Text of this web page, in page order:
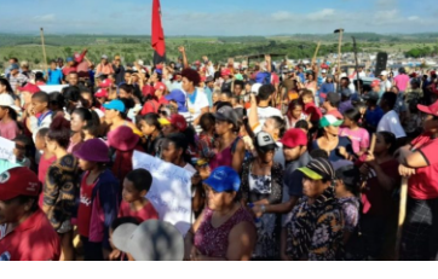
JÂNIO
NATAL
DEVE
SER
REVISADA
PELO
STF